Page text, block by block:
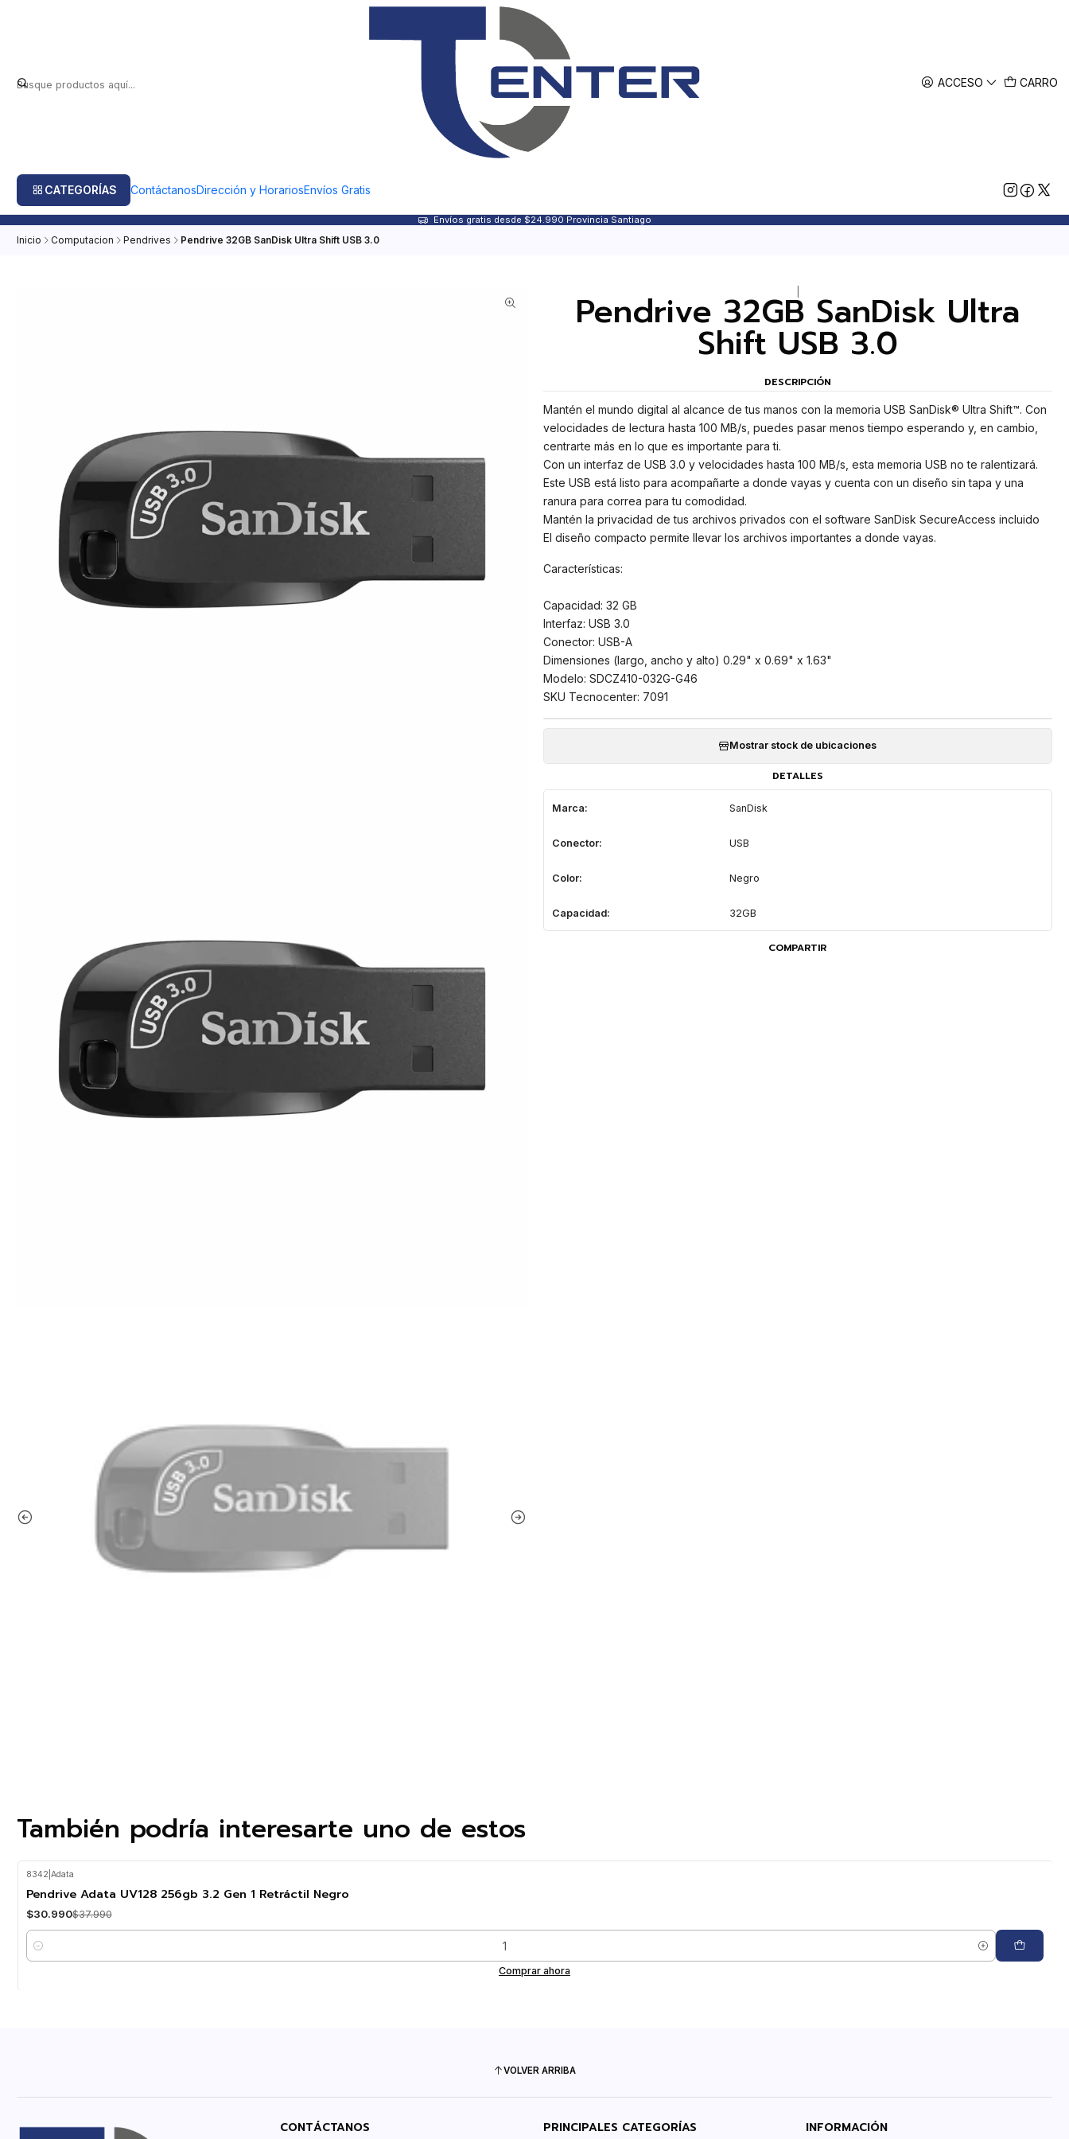
ACCESO CARRO
CATEGORÍAS ContáctanosDirección y HorariosEnvíos Gratis
Envíos gratis desde $24.990 Provincia Santiago
Inicio Computacion Pendrives Pendrive 32GB SanDisk Ultra Shift USB 3.0
Pendrive 32GB SanDisk Ultra
Shift USB 3.0
DESCRIPCIÓN
Mantén el mundo digital al alcance de tus manos con la memoria USB SanDisk® Ultra Shift™. Con
velocidades de lectura hasta 100 MB/s, puedes pasar menos tiempo esperando y, en cambio,
centrarte más en lo que es importante para ti.
Con un interfaz de USB 3.0 y velocidades hasta 100 MB/s, esta memoria USB no te ralentizará.
Este USB está listo para acompañarte a donde vayas y cuenta con un diseño sin tapa y una
ranura para correa para tu comodidad.
Mantén la privacidad de tus archivos privados con el software SanDisk SecureAccess incluido
El diseño compacto permite llevar los archivos importantes a donde vayas.
Características:
Capacidad: 32 GB
Interfaz: USB 3.0
Conector: USB-A
Dimensiones (largo, ancho y alto) 0.29" x 0.69" x 1.63"
Modelo: SDCZ410-032G-G46
SKU Tecnocenter: 7091
Mostrar stock de ubicaciones
DETALLES
Marca: SanDisk
Conector: USB
Color: Negro
Capacidad: 32GB
COMPARTIR
También podría interesarte uno de estos
-18% OFF
8342 Adata
Pendrive Adata UV128 256gb 3.2 Gen 1 Retráctil Negro
$30.990$37.990
Cantidad
Comprar ahora
VOLVER ARRIBA
CONTÁCTANOS PRINCIPALES CATEGORÍAS INFORMACIÓN